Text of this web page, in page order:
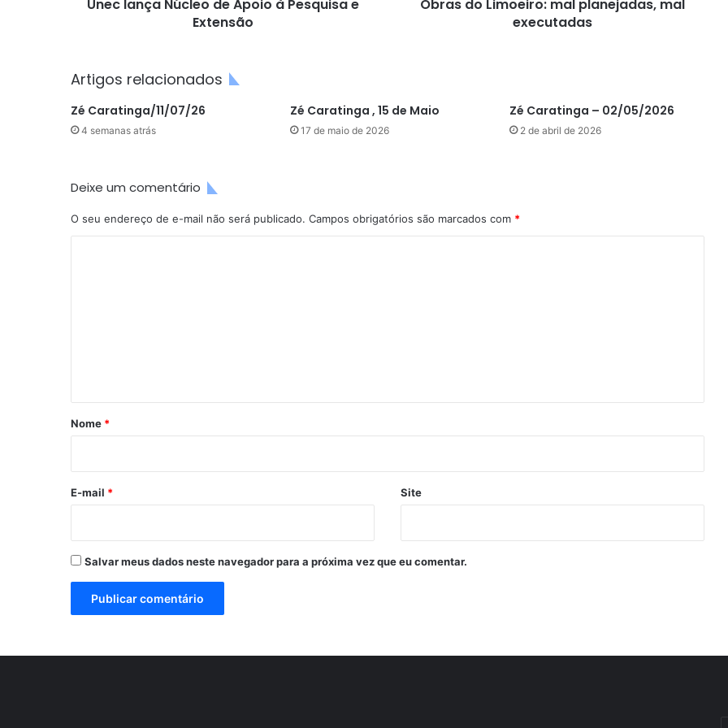
Unec lança Núcleo de Apoio à Pesquisa e
Extensão
Obras do Limoeiro: mal planejadas, mal
executadas
Artigos relacionados
Zé Caratinga/11/07/26
4 semanas atrás
Zé Caratinga , 15 de Maio
17 de maio de 2026
Zé Caratinga – 02/05/2026
2 de abril de 2026
Deixe um comentário
O seu endereço de e-mail não será publicado. Campos obrigatórios são marcados com *
r
*
Nome *
E-mail * Site
Salvar meus dados neste navegador para a próxima vez que eu comentar.